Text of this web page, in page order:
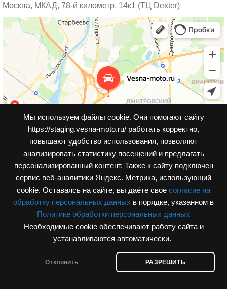
Мы используем файлы cookie. Они помогают сайту
https://staging.vesna-moto.ru/ работать корректно,
повышают удобство использования, позволяют
анализировать статистику посещений и предлагать
персонализированный контент. Также к cайту подключен
сервис веб-аналитики Яндекс. Метрика, использующий
cookie. Оставаясь на сайте, вы даёте свое согласие на
обработку персональных данных в порядке, указанном в
Политике обработки персональных данных
Необходимые cookie обеспечивают работу сайта и
устанавливаются автоматически.
Отклонить РАЗРЕШИТЬ
Москва, МКАД, 78-й километр, 14к1 (ТЦ Dexter)
Разработка сайта